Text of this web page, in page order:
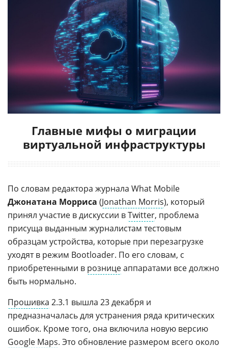
Главные мифы о миграции
виртуальной инфраструктуры
По словам редактора журнала What Mobile
Джонатана Морриса (Jonathan Morris), который
принял участие в дискуссии вTwitter, проблема
присуща выданным журналистам тестовым
образцам устройства, которые при перезагрузке
уходят в режим Bootloader. По его словам, с
приобретенными в розницеаппаратами все должно
быть нормально.
Прошивка 2.3.1 вышла 23 декабря и
предназначалась для устранения ряда критических
ошибок. Кроме того, она включила новую версию
Google Maps. Это обновление размером всего около